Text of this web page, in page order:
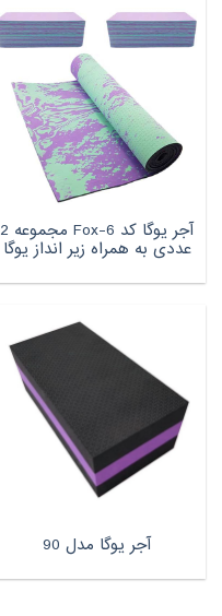
آجر یوگا کد Fox-6 مجموعه 2
عددی به همراه زیر انداز یوگا
آجر یوگا مدل 90